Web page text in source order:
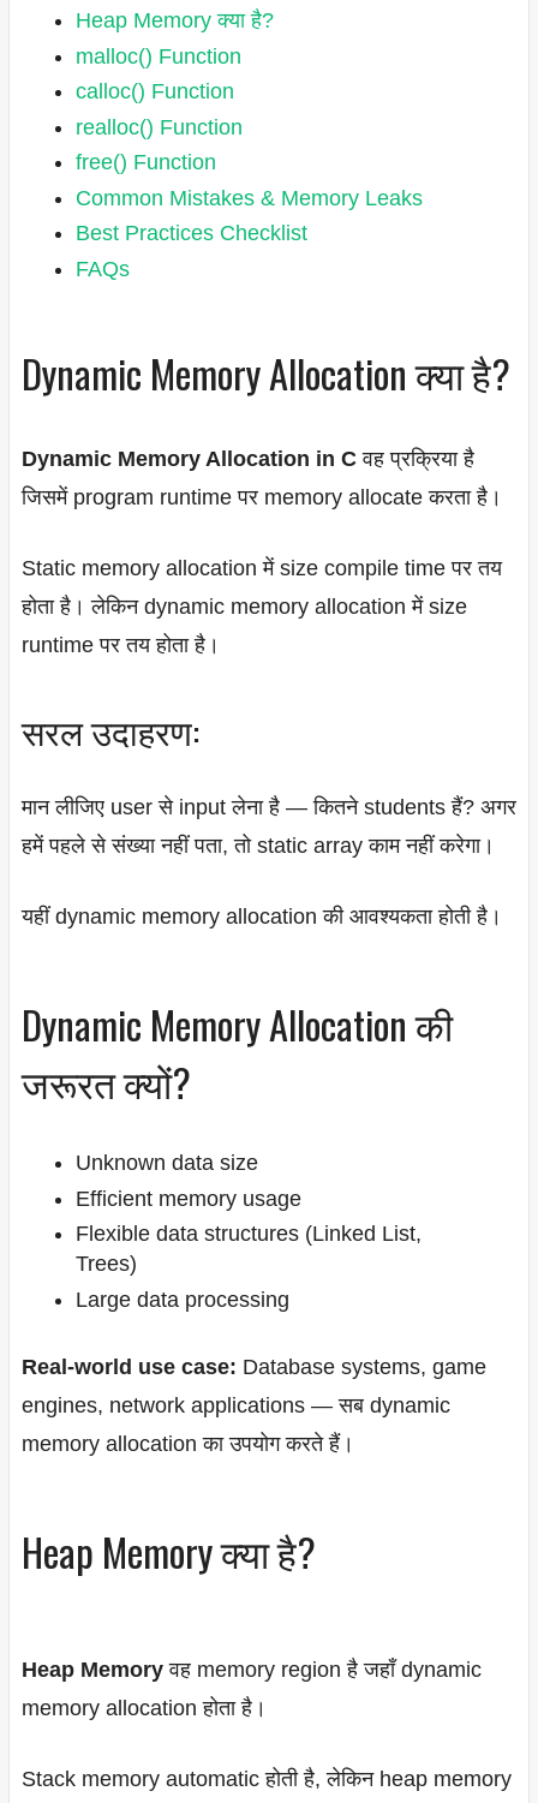
Heap Memory क्या है?
malloc() Function
calloc() Function
realloc() Function
free() Function
Common Mistakes & Memory Leaks
Best Practices Checklist
FAQs
Dynamic Memory Allocation क्या है?
Dynamic Memory Allocation in Cवह प्रक्रिया है
जिसमें program runtime पर memory allocate करता है।
Static memory allocation में size compile time पर तय
होता है। लेकिन dynamic memory allocation में size
runtime पर तय होता है।
सरल उदाहरण:
मान लीजिए user से input लेना है — कितने students हैं? अगर
हमें पहले से संख्या नहीं पता, तो static array काम नहीं करेगा।
यहीं dynamic memory allocation की आवश्यकता होती है।
Dynamic Memory Allocation की
जरूरत क्यों?
Unknown data size
Efficient memory usage
Flexible data structures (Linked List,
Trees)
Large data processing
Real-world use case: Database systems, game
engines, network applications — सब dynamic
memory allocation का उपयोग करते हैं।
Heap Memory क्या है?
Heap Memoryवह memory region है जहाँ dynamic
memory allocation होता है।
Stack memory automatic होती है, लेकिन heap memory